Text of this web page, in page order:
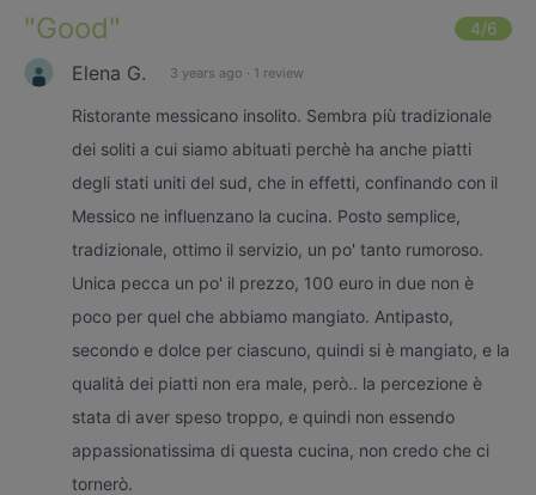
"Good" 4/6
Elena G. 3 years ago · 1 review
Ristorante messicano insolito. Sembra più tradizionale
dei soliti a cui siamo abituati perchè ha anche piatti
degli stati uniti del sud, che in effetti, confinando con il
Messico ne influenzano la cucina. Posto semplice,
tradizionale, ottimo il servizio, un po' tanto rumoroso.
Unica pecca un po' il prezzo, 100 euro in due non è
poco per quel che abbiamo mangiato. Antipasto,
secondo e dolce per ciascuno, quindi si è mangiato, e la
qualità dei piatti non era male, però.. la percezione è
stata di aver speso troppo, e quindi non essendo
appassionatissima di questa cucina, non credo che ci
tornerò.